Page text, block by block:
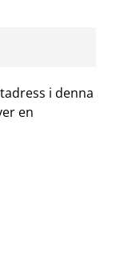
i denna
en